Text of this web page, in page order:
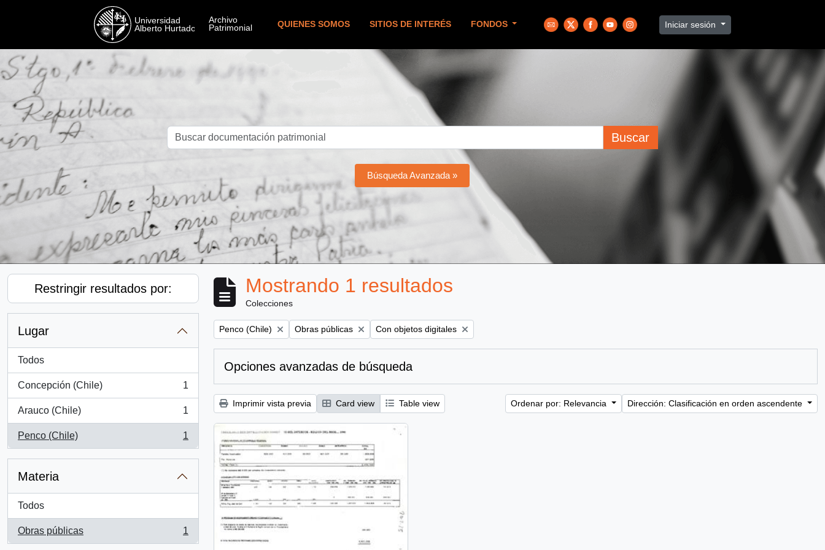
QUIENES SOMOS SITIOS DE INTERÉS FONDOS Iniciar sesión
Buscar
Búsqueda Avanzada »
Restringir resultados por:
Lugar
Todos
Concepción (Chile)
, 1 resultados
1
Arauco (Chile)
, 1 resultados
1
Penco (Chile)
, 1 resultados
1
Materia
Todos
Obras públicas
, 1 resultados
1
Mostrando 1 resultados
Colecciones
Remove filter:
Penco (Chile) Remove filter:
Obras públicas Remove filter:
Con objetos digitales
Opciones avanzadas de búsqueda
Imprimir vista previa Card view Table view Ordenar por: Relevancia Dirección: Clasificación en orden ascendente